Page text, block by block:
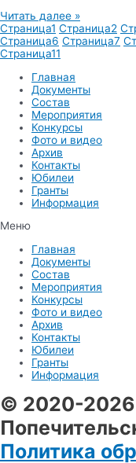
Читать далее »
Страница1 Страница2
Страница6 Страница7
Страница11
Главная
Документы
Состав
Мероприятия
Конкурсы
Фото и видео
Архив
Контакты
Юбилеи
Гранты
Информация
Меню
Главная
Документы
Состав
Мероприятия
Конкурсы
Фото и видео
Архив
Контакты
Юбилеи
Гранты
Информация
© 2020-
Политика